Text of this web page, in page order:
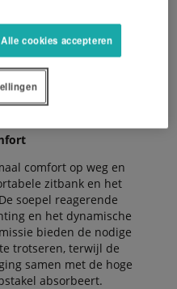
elk terrein
het gemak waarmee ze
voertuigen op alle
gewaardeerd om hun
geschikt voor zowel
comfort op weg en
zitbank en het
soepel reagerende
en het dynamische
bieden de nodige
trotseren, terwijl de
samen met de hoge
absorbeert.
Alle cookies accepteren